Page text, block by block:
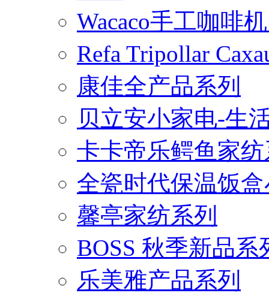
Wacaco手工咖啡
Refa Tripollar
康佳全产品系列
贝立安小家电-生
卡卡帝乐鳄鱼家
全瓷时代保温饭
馨亭家纺系列
BOSS 秋季新品系
乐美雅产品系列